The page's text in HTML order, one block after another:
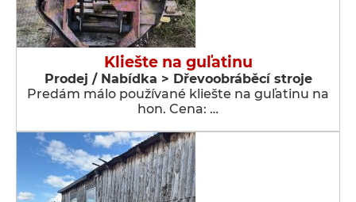
Kliešte na guľatinu
Prodej / Nabídka > Dřevoobráběcí stroje
Predám málo používané kliešte na guľatinu na
hon. Cena: …